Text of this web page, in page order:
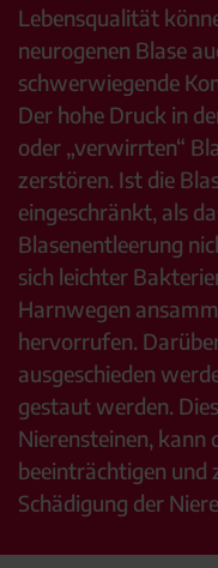
Lebensqualität
neurogenen Blase
schwerwiegende
Der hohe Druck in
oder „verwirrten“
zerstören. Ist die
eingeschränkt, als
Blasenentleerung
sich leichter
Harnwegen
hervorrufen.
ausgeschieden
gestaut werden.
Nierensteinen, kann
beeinträchtigen und
Schädigung der